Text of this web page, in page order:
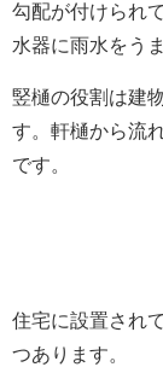
勾配が付けられ
水器に雨水をう
竪樋の役割は建
す。軒樋から流
です。
住宅に設置され
つあります。